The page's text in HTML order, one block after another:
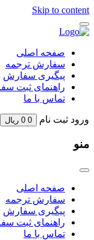
Skip to content
صفحه اصلی
سفارش ترجمه
پیگیری سفارش
راهنمای ثبت
تماس با ما
ورود ثبت نام 0
0 ریال
منو
صفحه اصلی
سفارش ترجمه
پیگیری سفارش
راهنمای ثبت
تماس با ما